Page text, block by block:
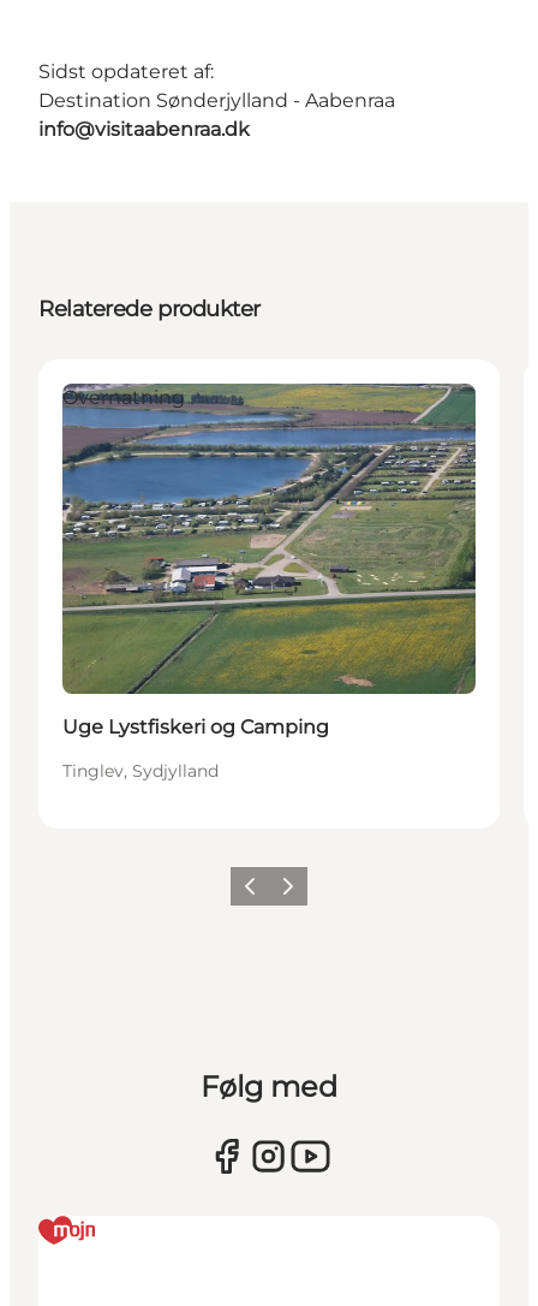
Sidst opdateret af:
Destination Sønderjylland - Aabenraa
info@visitaabenraa.dk
Relaterede produkter
Overnatning
Uge Lystfiskeri og Camping
Tinglev, Sydjylland
ForrigeNæste
Følg med